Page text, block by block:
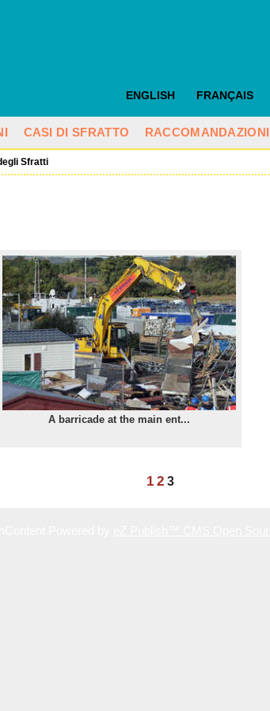
ENGLISH FRANÇAIS
CASI DI SFRATTO RACCOMANDAZIONI
Sfratti
A barricade at the main ent...
1 2 3